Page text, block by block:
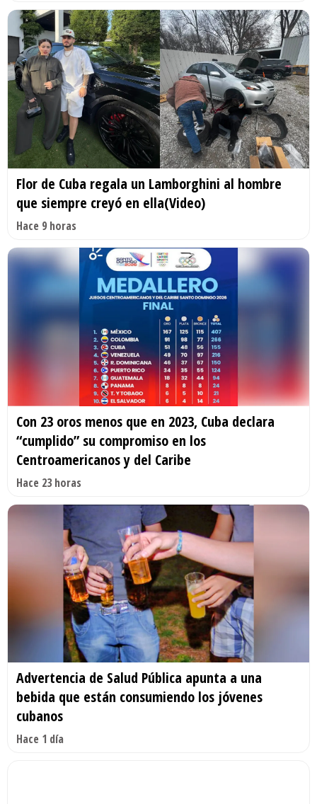
Flor de Cuba regala un Lamborghini al hombre
que siempre creyó en ella(Video)
Hace 9 horas
Con 23 oros menos que en 2023, Cuba declara
“cumplido” su compromiso en los
Centroamericanos y del Caribe
Hace 23 horas
Advertencia de Salud Pública apunta a una
bebida que están consumiendo los jóvenes
cubanos
Hace 1 día